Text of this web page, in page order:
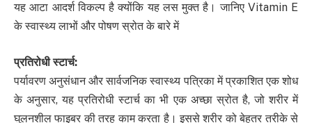
यह आटा आदर्श विकल्प है क्योंकि यह लस मुक्त है। जानिए Vitamin E
के स्वास्थ्य लाभों और पोषण स्रोत के बारे में
प्रतिरोधी स्टार्च:
पर्यावरण अनुसंधान और सार्वजनिक स्वास्थ्य पत्रिका में प्रकाशित एक शोध
के अनुसार, यह प्रतिरोधी स्टार्च का भी एक अच्छा स्रोत है, जो शरीर में
घुलनशील फाइबर की तरह काम करता है। इससे शरीर को बेहतर तरीके से